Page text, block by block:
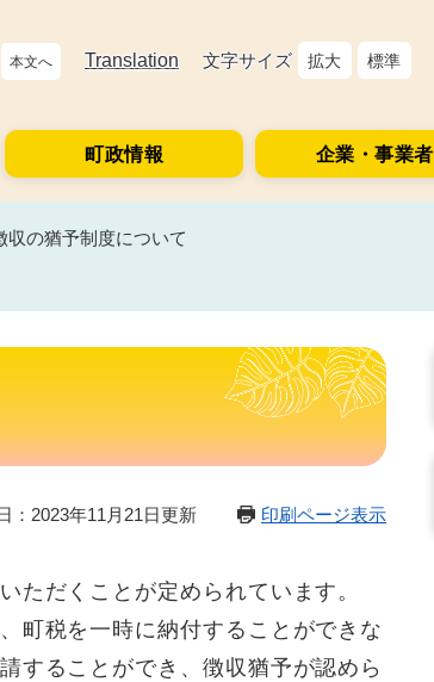
本文へ Translation 文字サイズ 拡大 標準
町政情報 企業・事業者
収の猶予制度について
：2023年11月21日更新 印刷ページ表示
だくことが定められています。
町税を一時に納付することができな
することができ、徴収猶予が認めら